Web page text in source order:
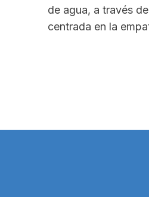
de agua, a través
centrada en la